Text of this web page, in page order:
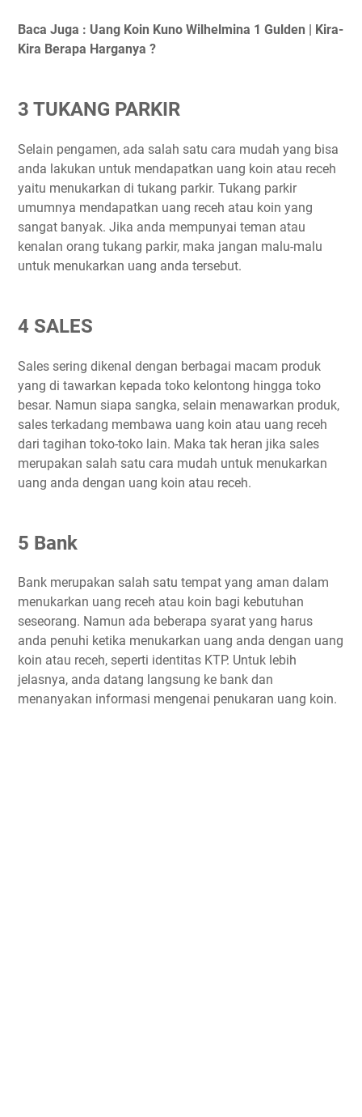
Baca Juga : Uang Koin Kuno Wilhelmina 1 Gulden | Kira-
Kira Berapa Harganya ?
3 TUKANG PARKIR
Selain pengamen, ada salah satu cara mudah yang bisa
anda lakukan untuk mendapatkan uang koin atau receh
yaitu menukarkan di tukang parkir. Tukang parkir
umumnya mendapatkan uang receh atau koin yang
sangat banyak. Jika anda mempunyai teman atau
kenalan orang tukang parkir, maka jangan malu-malu
untuk menukarkan uang anda tersebut.
4 SALES
Sales sering dikenal dengan berbagai macam produk
yang di tawarkan kepada toko kelontong hingga toko
besar. Namun siapa sangka, selain menawarkan produk,
sales terkadang membawa uang koin atau uang receh
dari tagihan toko-toko lain. Maka tak heran jika sales
merupakan salah satu cara mudah untuk menukarkan
uang anda dengan uang koin atau receh.
5 Bank
Bank merupakan salah satu tempat yang aman dalam
menukarkan uang receh atau koin bagi kebutuhan
seseorang. Namun ada beberapa syarat yang harus
anda penuhi ketika menukarkan uang anda dengan uang
koin atau receh, seperti identitas KTP. Untuk lebih
jelasnya, anda datang langsung ke bank dan
menanyakan informasi mengenai penukaran uang koin.